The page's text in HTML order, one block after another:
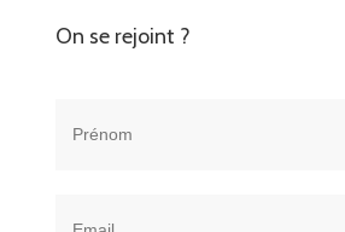
On se rejoint ?